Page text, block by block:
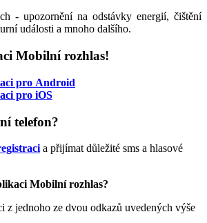
- upozornění na odstávky energií, čištění
události a mnoho dalšího.
Mobilní rozhlas!
pro Android
pro iOS
telefon?
a přijímat důležité sms a hlasové
Mobilní rozhlas?
z jednoho ze dvou odkazů uvedených výše